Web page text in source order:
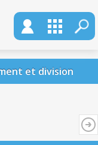
et division